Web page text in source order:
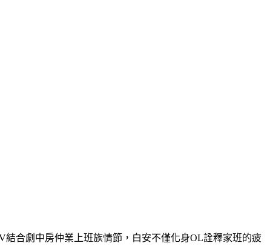
合劇中房仲業上班族情節，白安不僅化身OL詮釋家班的疲